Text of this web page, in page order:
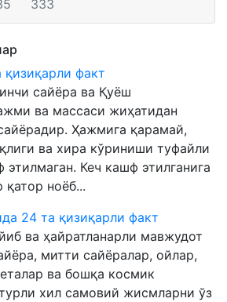
333
қизиқарли факт
сайёра ва Қуёш
ва массаси жиҳатидан
Ҳажмига қарамай,
ва хира кўриниши туфайли
этилмаган. Кеч кашф этилганига
қатор ноёб...
24 та қизиқарли факт
ва ​​ҳайратланарли мавжудот
митти сайёралар, ойлар,
ва бошқа космик
хил самовий жисмларни ўз